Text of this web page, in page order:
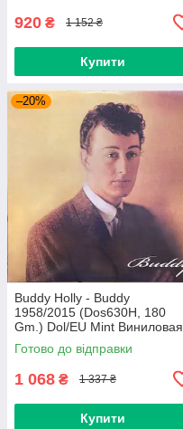
920 ₴ 1 152 ₴
Купити
–20%
Buddy Holly - Buddy
1958/2015 (Dos630H, 180
Gm.) Dol/EU Mint Виниловая
пластинка (art.234454)
Готово до відправки
1 068 ₴ 1 337 ₴
Купити